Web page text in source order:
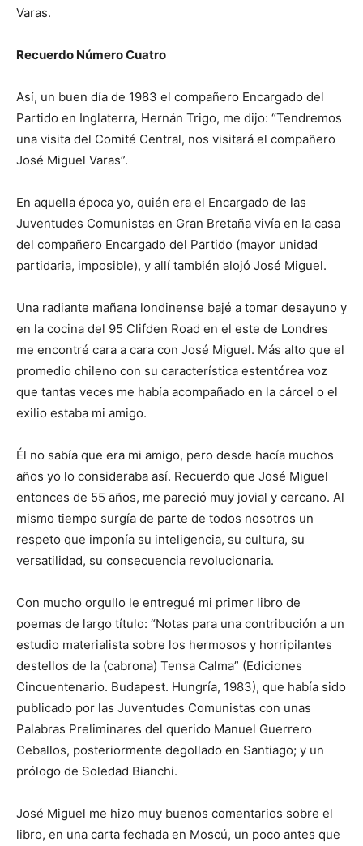
Varas.
Recuerdo Número Cuatro
Así, un buen día de 1983 el compañero Encargado del
Partido en Inglaterra, Hernán Trigo, me dijo: “Tendremos
una visita del Comité Central, nos visitará el compañero
José Miguel Varas”.
En aquella época yo, quién era el Encargado de las
Juventudes Comunistas en Gran Bretaña vivía en la casa
del compañero Encargado del Partido (mayor unidad
partidaria, imposible), y allí también alojó José Miguel.
Una radiante mañana londinense bajé a tomar desayuno y
en la cocina del 95 Clifden Road en el este de Londres
me encontré cara a cara con José Miguel. Más alto que el
promedio chileno con su característica estentórea voz
que tantas veces me había acompañado en la cárcel o el
exilio estaba mi amigo.
Él no sabía que era mi amigo, pero desde hacía muchos
años yo lo consideraba así. Recuerdo que José Miguel
entonces de 55 años, me pareció muy jovial y cercano. Al
mismo tiempo surgía de parte de todos nosotros un
respeto que imponía su inteligencia, su cultura, su
versatilidad, su consecuencia revolucionaria.
Con mucho orgullo le entregué mi primer libro de
poemas de largo título: “Notas para una contribución a un
estudio materialista sobre los hermosos y horripilantes
destellos de la (cabrona) Tensa Calma” (Ediciones
Cincuentenario. Budapest. Hungría, 1983), que había sido
publicado por las Juventudes Comunistas con unas
Palabras Preliminares del querido Manuel Guerrero
Ceballos, posteriormente degollado en Santiago; y un
prólogo de Soledad Bianchi.
José Miguel me hizo muy buenos comentarios sobre el
libro, en una carta fechada en Moscú, un poco antes que